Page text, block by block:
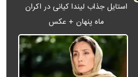
استایل جذاب لیندا کیانی در اکران
ماه پنهان + عکس